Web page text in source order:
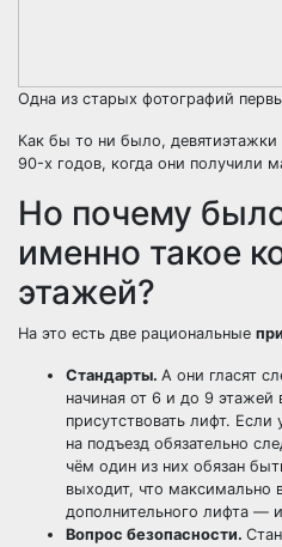
Одна из старых фотографий
Как бы то ни было,
90-x годов, когда они получили
Но почему
именно такое
этажей?
На это есть две рациональные
Стандарты. А они гласят
начиная от 6 и до 9
присутствовать лифт.
на подъезд обязательно
чём один из них обязан
выходит, что
дополнительного лифта —
Вопрос безопасности.